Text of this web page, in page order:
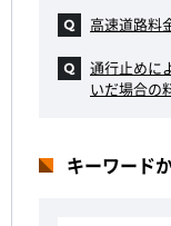
高速道路料
通行止めに
いだ場合の
キーワード